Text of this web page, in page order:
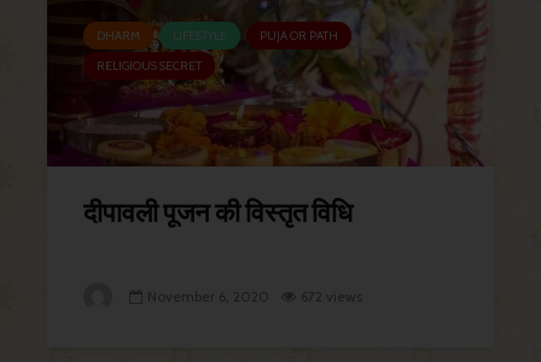
DHARM LIFESTYLE
PUJA OR PATH
RELIGIOUS SECRET
दीपावली पूजन की विस्तृत विधि
November 6, 2020 672 views